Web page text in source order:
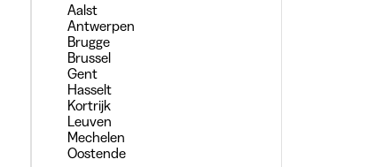
Aalst
Antwerpen
Brugge
Brussel
Gent
Hasselt
Kortrijk
Leuven
Mechelen
Oostende